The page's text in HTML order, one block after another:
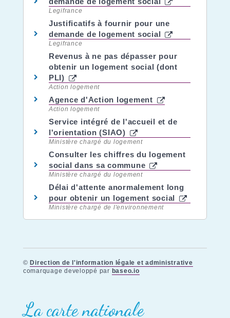
Legifrance
Justificatifs à fournir pour une
demande de logement social
Legifrance
Revenus à ne pas dépasser pour
obtenir un logement social (dont
PLI)
Action logement
Agence d'Action logement
Action logement
Service intégré de l'accueil et de
l'orientation (SIAO)
Ministère chargé du logement
Consulter les chiffres du logement
social dans sa commune
Ministère chargé du logement
Délai d'attente anormalement long
pour obtenir un logement social
Ministère chargé de l'environnement
©Direction de l'information légale et administrative
comarquage developpé par baseo.io
La carte nationale